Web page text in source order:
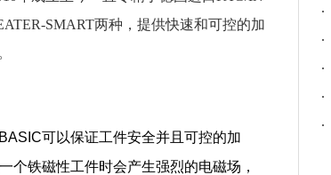
SMART两种，提供快速和可控的加
可以保证工件安全并且可控的加
个铁磁性工件时会产生强烈的电磁场，